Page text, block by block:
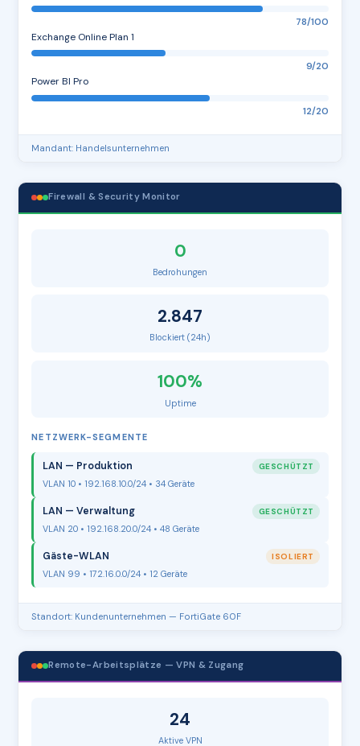
78/100
Exchange Online Plan 1
9/20
Power BI Pro
12/20
Mandant: Handelsunternehmen
Firewall & Security Monitor
0
Bedrohungen
2.847
Blockiert (24h)
100%
Uptime
NETZWERK-SEGMENTE
LAN — Produktion GESCHÜTZT
VLAN 10 • 192.168.10.0/24 • 34 Geräte
LAN — Verwaltung GESCHÜTZT
VLAN 20 • 192.168.20.0/24 • 48 Geräte
Gäste-WLAN ISOLIERT
VLAN 99 • 172.16.0.0/24 • 12 Geräte
Standort: Kundenunternehmen — FortiGate 60F
Remote-Arbeitsplätze — VPN & Zugang
24
Aktive VPN